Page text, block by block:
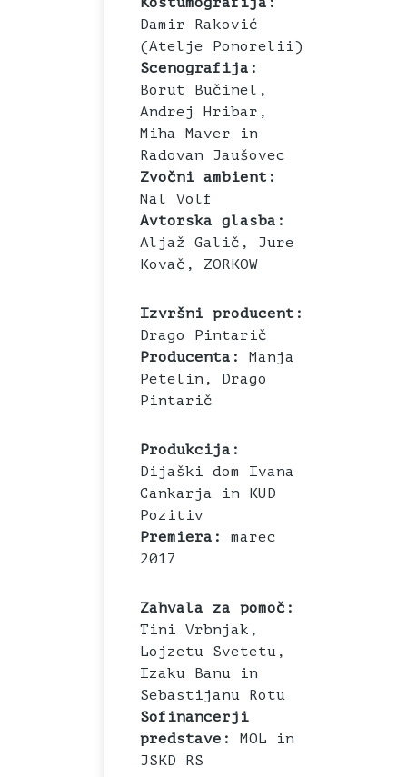
Damir Raković
(Atelje Ponorelii)
Scenografija:
Borut Bučinel,
Andrej Hribar,
Miha Maver in
Radovan Jaušovec
Zvočni ambient:
Nal Volf
Avtorska glasba:
Aljaž Galič, Jure
Kovač, ZORKOW
Izvršni producent:
Drago Pintarič
Producenta:
Manja
Petelin, Drago
Pintarič
Produkcija:
Dijaški dom Ivana
Cankarja in KUD
Pozitiv
Premiera:
marec
2017
Zahvala za pomoč:
Tini Vrbnjak,
Lojzetu Svetetu,
Izaku Banu in
Sebastijanu Rotu
Sofinancerji
predstave:
MOL in
JSKD RS